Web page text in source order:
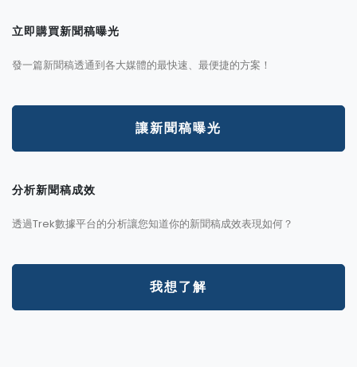
立即購買新聞稿曝光
發一篇新聞稿透通到各大媒體的最快速、最便捷的方案！
讓新聞稿曝光
分析新聞稿成效
透過Trek數據平台的分析讓您知道你的新聞稿成效表現如何？
我想了解